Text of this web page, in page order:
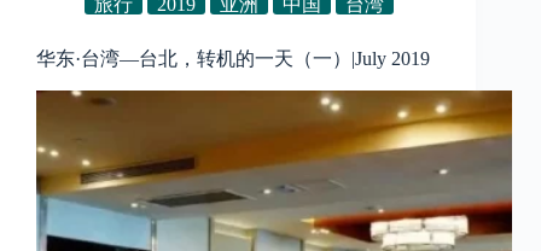
旅行 2019 亚洲 中国 台湾
华东·台湾—台北，转机的一天（一）|July 2019